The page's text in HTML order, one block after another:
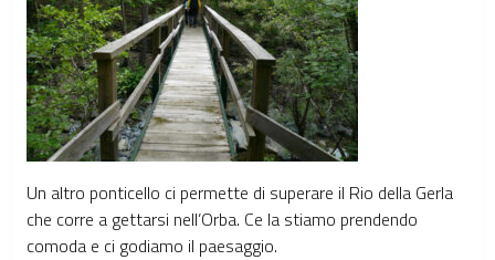
Un altro ponticello ci permette di superare il Rio della Gerla
che corre a gettarsi nell’Orba. Ce la stiamo prendendo
comoda e ci godiamo il paesaggio.